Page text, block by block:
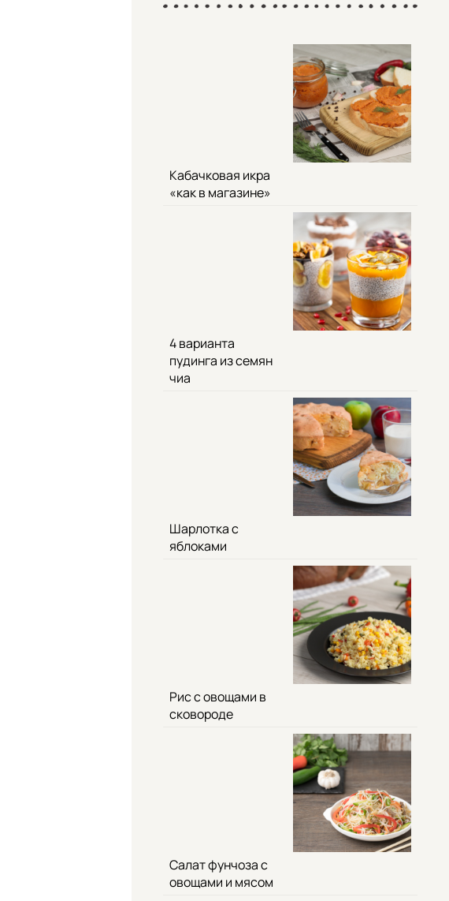
Кабачковая икра
«как в магазине»
4 варианта
пудинга из семян
чиа
Шарлотка с
яблоками
Рис с овощами в
сковороде
Салат фунчоза с
овощами и мясом